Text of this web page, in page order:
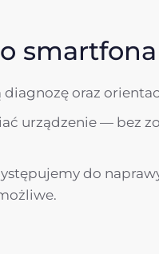
smartfona
oraz
urządzenie — bez
do